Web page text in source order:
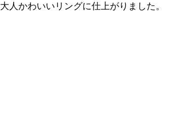
大人かわいいリングに仕上がりました。